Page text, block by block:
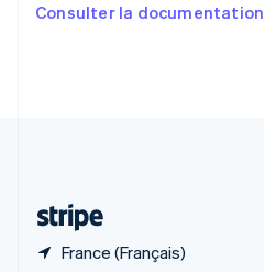
Consulter la documentation
France (Français)
English